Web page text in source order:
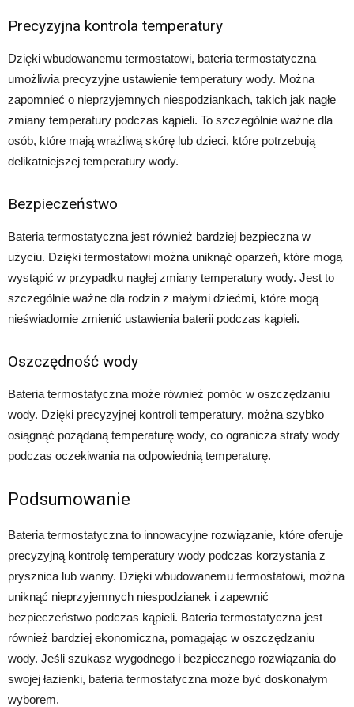
Precyzyjna kontrola temperatury
Dzięki wbudowanemu termostatowi, bateria termostatyczna
umożliwia precyzyjne ustawienie temperatury wody. Można
zapomnieć o nieprzyjemnych niespodziankach, takich jak nagłe
zmiany temperatury podczas kąpieli. To szczególnie ważne dla
osób, które mają wrażliwą skórę lub dzieci, które potrzebują
delikatniejszej temperatury wody.
Bezpieczeństwo
Bateria termostatyczna jest również bardziej bezpieczna w
użyciu. Dzięki termostatowi można uniknąć oparzeń, które mogą
wystąpić w przypadku nagłej zmiany temperatury wody. Jest to
szczególnie ważne dla rodzin z małymi dziećmi, które mogą
nieświadomie zmienić ustawienia baterii podczas kąpieli.
Oszczędność wody
Bateria termostatyczna może również pomóc w oszczędzaniu
wody. Dzięki precyzyjnej kontroli temperatury, można szybko
osiągnąć pożądaną temperaturę wody, co ogranicza straty wody
podczas oczekiwania na odpowiednią temperaturę.
Podsumowanie
Bateria termostatyczna to innowacyjne rozwiązanie, które oferuje
precyzyjną kontrolę temperatury wody podczas korzystania z
prysznica lub wanny. Dzięki wbudowanemu termostatowi, można
uniknąć nieprzyjemnych niespodzianek i zapewnić
bezpieczeństwo podczas kąpieli. Bateria termostatyczna jest
również bardziej ekonomiczna, pomagając w oszczędzaniu
wody. Jeśli szukasz wygodnego i bezpiecznego rozwiązania do
swojej łazienki, bateria termostatyczna może być doskonałym
wyborem.